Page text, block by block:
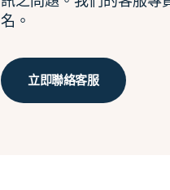
名。
立即聯絡客服